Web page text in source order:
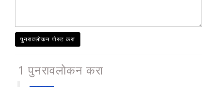
पुनरावलोकन पोस्ट करा
1 पुनरावलोकन करा